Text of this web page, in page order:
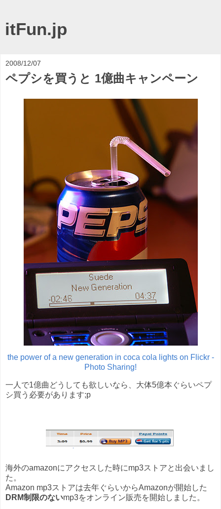
itFun.jp
2008/12/07
ペプシを買うと 1億曲キャンペーン
the power of a new generation in coca cola lights on Flickr -
Photo Sharing!
一人で1億曲どうしても欲しいなら、大体5億本ぐらいペプ
シ買う必要があります;p
海外のamazonにアクセスした時にmp3ストアと出会いまし
た。
Amazon mp3ストアは去年ぐらいからAmazonが開始した
DRM制限のないmp3をオンライン販売を開始しました。